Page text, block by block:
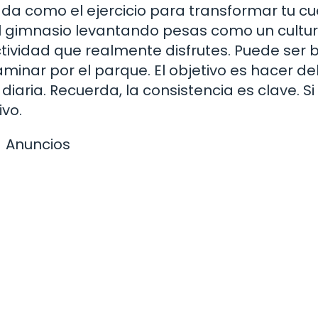
como el ejercicio para transformar tu
levantando pesas como un
que realmente disfrutes. Puede ser
por el parque. El objetivo es hacer
Recuerda, la consistencia es clave.
Anuncios